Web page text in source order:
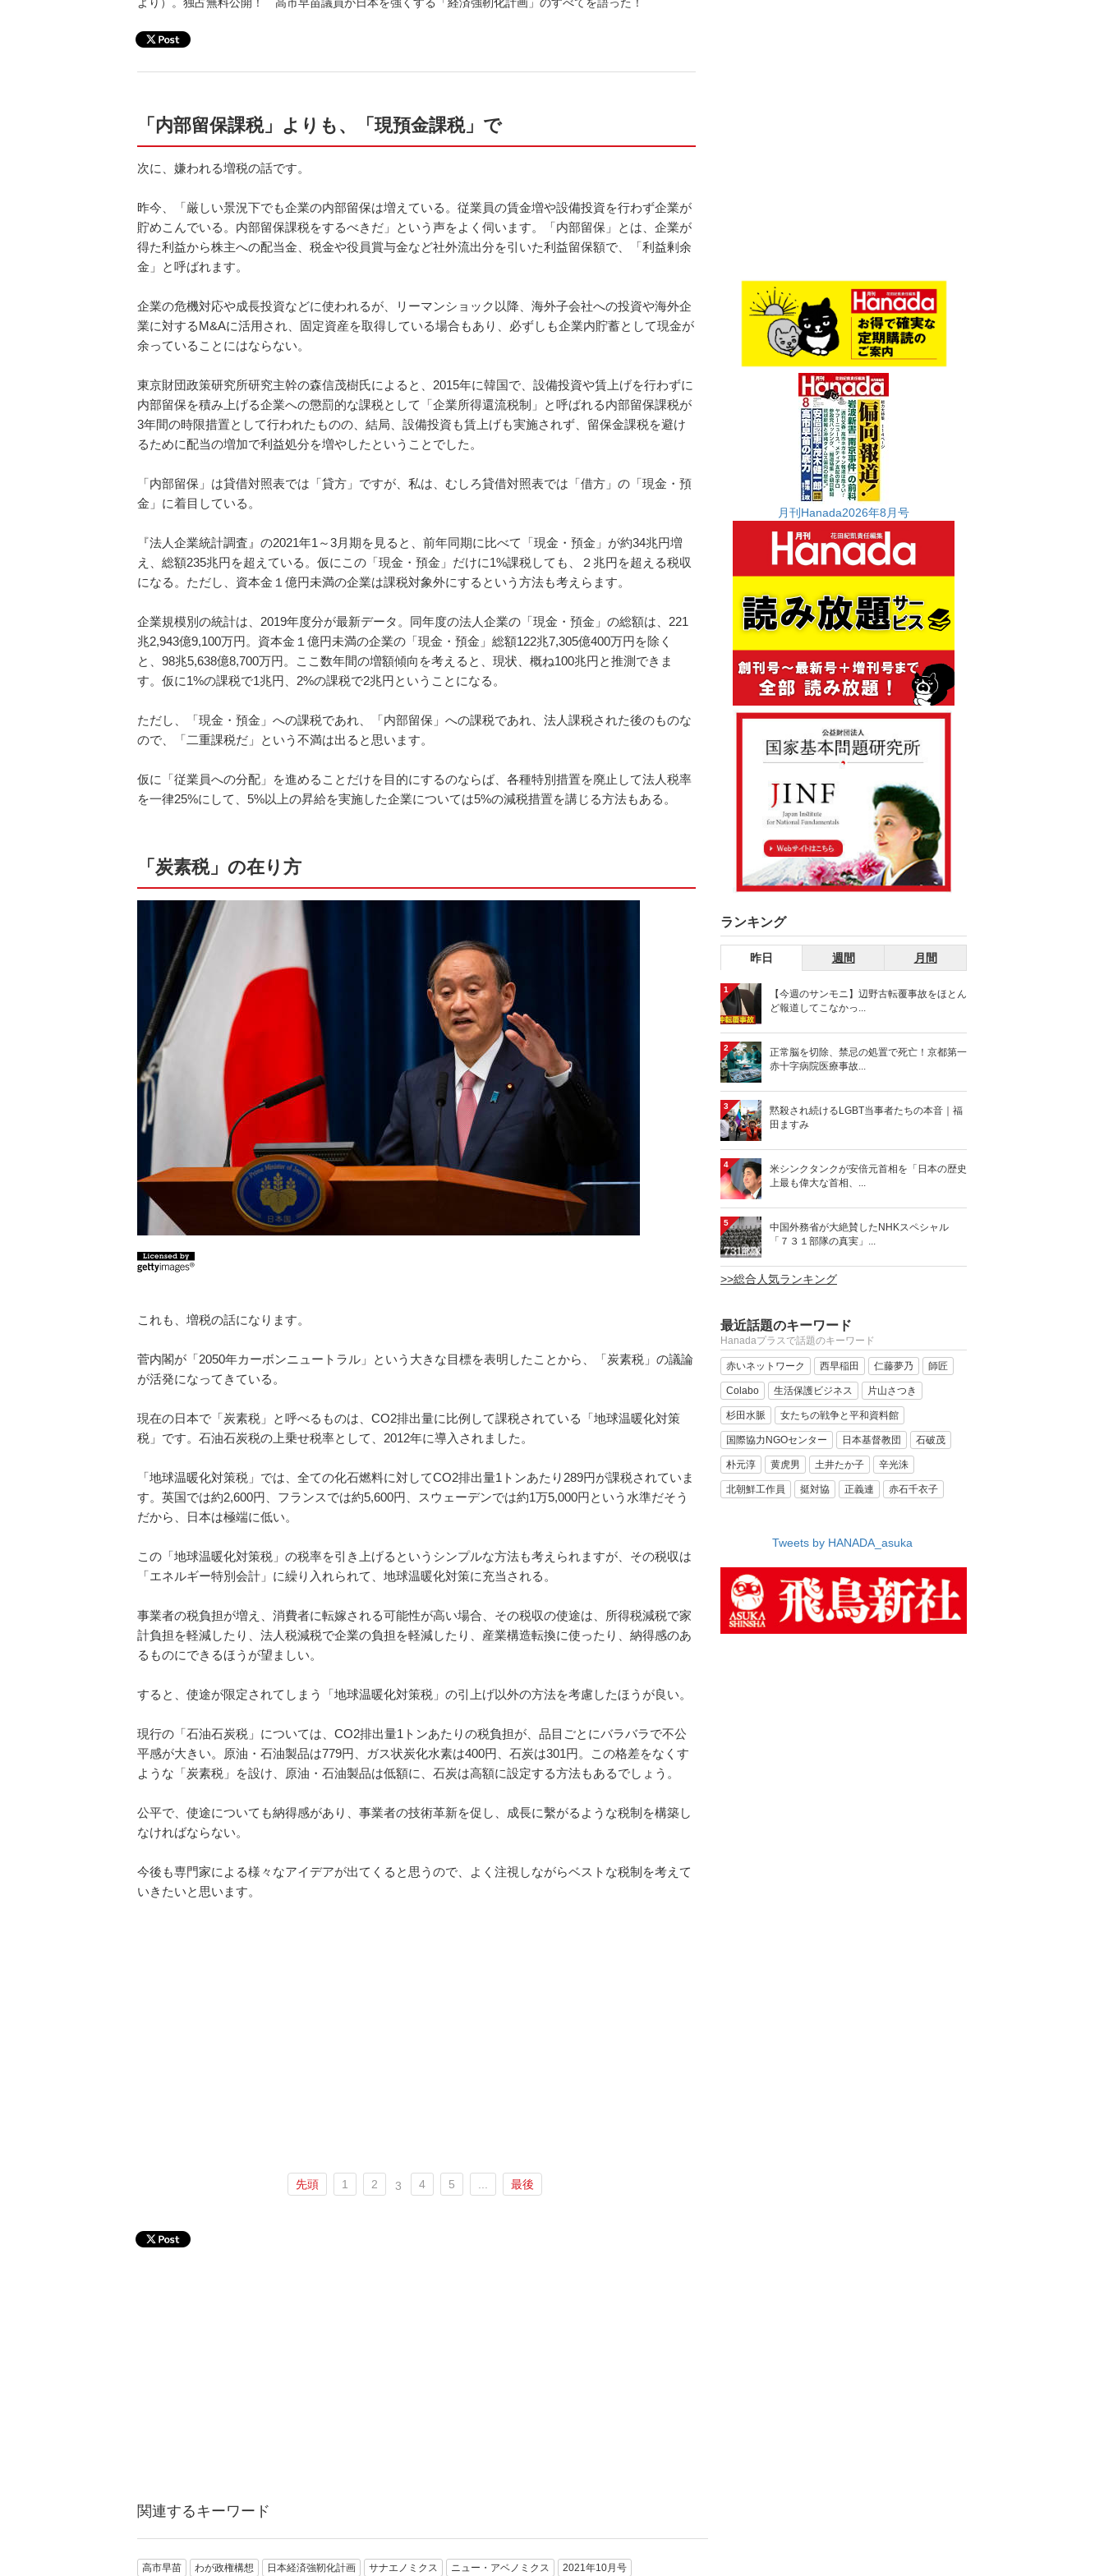
「内部留保課税」よりも、「現預金課税」で
次に、嫌われる増税の話です。
昨今、「厳しい景況下でも企業の内部留保は増えている。従業員の賃金増や設備投資を行わず企業が
貯めこんでいる。内部留保課税をするべきだ」という声をよく伺います。「内部留保」とは、企業が
得た利益から株主への配当金、税金や役員賞与金など社外流出分を引いた利益留保額で、「利益剰余
金」と呼ばれます。
企業の危機対応や成長投資などに使われるが、リーマンショック以降、海外子会社への投資や海外企
業に対するM&Aに活用され、固定資産を取得している場合もあり、必ずしも企業内貯蓄として現金が
余っていることにはならない。
東京財団政策研究所研究主幹の森信茂樹氏によると、2015年に韓国で、設備投資や賃上げを行わずに
内部留保を積み上げる企業への懲罰的な課税として「企業所得還流税制」と呼ばれる内部留保課税が
3年間の時限措置として行われたものの、結局、設備投資も賃上げも実施されず、留保金課税を避け
るために配当の増加で利益処分を増やしたということでした。
「内部留保」は貸借対照表では「貸方」ですが、私は、むしろ貸借対照表では「借方」の「現金・預
金」に着目している。
『法人企業統計調査』の2021年1～3月期を見ると、前年同期に比べて「現金・預金」が約34兆円増
え、総額235兆円を超えている。仮にこの「現金・預金」だけに1%課税しても、２兆円を超える税収
になる。ただし、資本金１億円未満の企業は課税対象外にするという方法も考えらます。
企業規模別の統計は、2019年度分が最新データ。同年度の法人企業の「現金・預金」の総額は、221
兆2,943億9,100万円。資本金１億円未満の企業の「現金・預金」総額122兆7,305億400万円を除く
と、98兆5,638億8,700万円。ここ数年間の増額傾向を考えると、現状、概ね100兆円と推測できま
す。仮に1%の課税で1兆円、2%の課税で2兆円ということになる。
ただし、「現金・預金」への課税であれ、「内部留保」への課税であれ、法人課税された後のものな
ので、「二重課税だ」という不満は出ると思います。
仮に「従業員への分配」を進めることだけを目的にするのならば、各種特別措置を廃止して法人税率
を一律25%にして、5%以上の昇給を実施した企業については5%の減税措置を講じる方法もある。
「炭素税」の在り方
これも、増税の話になります。
菅内閣が「2050年カーボンニュートラル」という大きな目標を表明したことから、「炭素税」の議論
が活発になってきている。
現在の日本で「炭素税」と呼べるものは、CO2排出量に比例して課税されている「地球温暖化対策
税」です。石油石炭税の上乗せ税率として、2012年に導入されました。
「地球温暖化対策税」では、全ての化石燃料に対してCO2排出量1トンあたり289円が課税されていま
す。英国では約2,600円、フランスでは約5,600円、スウェーデンでは約1万5,000円という水準だそう
だから、日本は極端に低い。
この「地球温暖化対策税」の税率を引き上げるというシンプルな方法も考えられますが、その税収は
「エネルギー特別会計」に繰り入れられて、地球温暖化対策に充当される。
事業者の税負担が増え、消費者に転嫁される可能性が高い場合、その税収の使途は、所得税減税で家
計負担を軽減したり、法人税減税で企業の負担を軽減したり、産業構造転換に使ったり、納得感のあ
るものにできるほうが望ましい。
すると、使途が限定されてしまう「地球温暖化対策税」の引上げ以外の方法を考慮したほうが良い。
現行の「石油石炭税」については、CO2排出量1トンあたりの税負担が、品目ごとにバラバラで不公
平感が大きい。原油・石油製品は779円、ガス状炭化水素は400円、石炭は301円。この格差をなくす
ような「炭素税」を設け、原油・石油製品は低額に、石炭は高額に設定する方法もあるでしょう。
公平で、使途についても納得感があり、事業者の技術革新を促し、成長に繫がるような税制を構築し
なければならない。
今後も専門家による様々なアイデアが出てくると思うので、よく注視しながらベストな税制を考えて
いきたいと思います。
先頭 1 2 3 4 5 最後
関連するキーワード
高市早苗 わが政権構想 日本経済強靭化計画 サナエノミクス ニュー・アベノミクス 2021年10月号
月刊Hanada2026年8月号
ランキング
昨日 週間 月間
1
【今週のサンモニ】辺野古転覆事故をほとん
ど報道してこなかっ...
2
正常脳を切除、禁忌の処置で死亡！京都第一
赤十字病院医療事故...
3
黙殺され続けるLGBT当事者たちの本音｜福
田ますみ
4
米シンクタンクが安倍元首相を「日本の歴史
上最も偉大な首相、...
5
中国外務省が大絶賛したNHKスペシャル
「７３１部隊の真実」...
>>総合人気ランキング
最近話題のキーワード
Hanadaプラスで話題のキーワード
赤いネットワーク 西早稲田 仁藤夢乃 師匠
Colabo 生活保護ビジネス 片山さつき
杉田水脈 女たちの戦争と平和資料館
国際協力NGOセンター 日本基督教団 石破茂
朴元淳 黄虎男 土井たか子 辛光洙
北朝鮮工作員 挺対協 正義連 赤石千衣子
Tweets by HANADA_asuka